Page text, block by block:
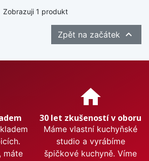
Zobrazuji 1 produkt
Zpět na začátek 
u nás?
máte
home
30 let zkušeností v oboru
Máme vlastní kuchyňské
studio a vyrábíme
špičkové kuchyně. Víme